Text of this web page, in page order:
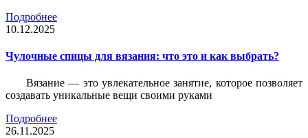
Подробнее
10.12.2025
Чулочные спицы для вязания: что это и как выбрать?
Вязание — это увлекательное занятие, которое позволяет
создавать уникальные вещи своими руками
Подробнее
26.11.2025